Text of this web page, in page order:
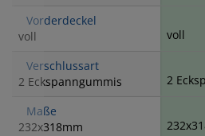
Vorderdeckel
voll
voll
Verschlussart
2 Eckspanngummis
2
Maße
232x318mm